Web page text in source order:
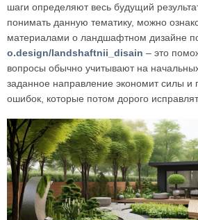
шаги определяют весь будущий
понимать данную тематику, можно
материалами о ландшафтном дизайне
o.design/landshaftnii_disain – это
вопросы обычно учитывают на
заданное направление экономит силы и
ошибок, которые потом дорого